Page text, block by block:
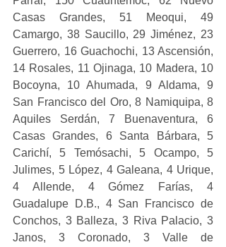
Casas Grandes, 51 Meoqui, 49
Camargo, 38 Saucillo, 29 Jiménez, 23
Guerrero, 16 Guachochi, 13 Ascensión,
14 Rosales, 11 Ojinaga, 10 Madera, 10
Bocoyna, 10 Ahumada, 9 Aldama, 9
San Francisco del Oro, 8 Namiquipa, 8
Aquiles Serdán, 7 Buenaventura, 6
Casas Grandes, 6 Santa Bárbara, 5
Carichí, 5 Temósachi, 5 Ocampo, 5
Julimes, 5 López, 4 Galeana, 4 Urique,
4 Allende, 4 Gómez Farías, 4
Guadalupe D.B., 4 San Francisco de
Conchos, 3 Balleza, 3 Riva Palacio, 3
Janos, 3 Coronado, 3 Valle de